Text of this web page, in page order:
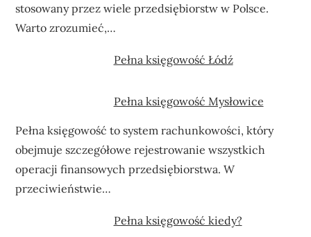
stosowany przez wiele przedsiębiorstw w Polsce.
Warto zrozumieć,…
Pełna księgowość Łódź
Pełna księgowość Mysłowice
Pełna księgowość to system rachunkowości, który
obejmuje szczegółowe rejestrowanie wszystkich
operacji finansowych przedsiębiorstwa. W
przeciwieństwie…
Pełna księgowość kiedy?